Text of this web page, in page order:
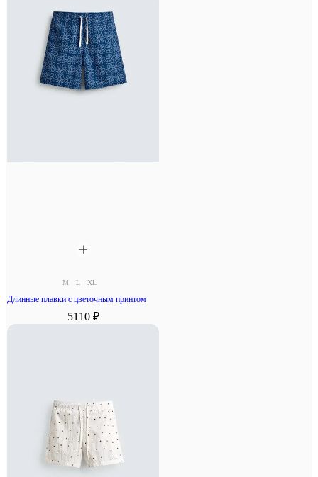
M L XL
Длинные плавки с цветочным принтом
5110 ₽